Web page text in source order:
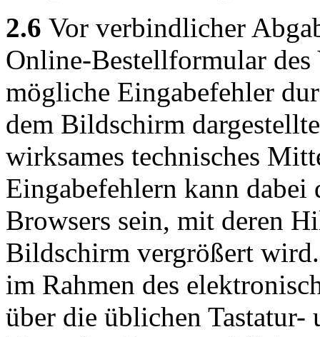
2.6 Vor verbindlicher
Online-Bestellformular
mögliche Eingabefehler
dem Bildschirm
wirksames technisches
Eingabefehlern kann
Browsers sein, mit deren
Bildschirm vergrößert
im Rahmen des
über die üblichen